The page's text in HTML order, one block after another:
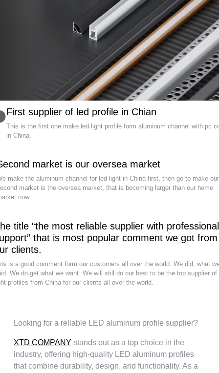
First supplier of led profile in Chian
This is the first one make led light profile form aluminum channel with pc
in China
market is our oversea market
make the aluminum channel for led light in China first,then go to make our
market is the oversea market,that is becoming larger than our home
now.
title“the most reliable supplier with professional
” that is most popular comment we got from
clients.
is a good comment form our customers all over the world. We did, what
. We do get what we want. We will still do our best to be the top supplier of
profiles from China for our clients all over the world.
Looking for a reliable LED aluminum profile supplier?
XTD COMPANY stands out as a top choice in the
industry, offering high-quality LED aluminum profiles
that combine durability, design, and functionality. As a